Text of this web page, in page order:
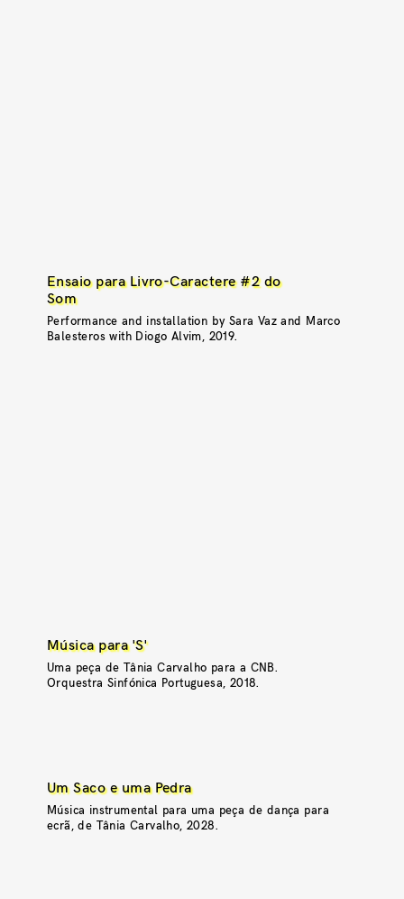
Ensaio para Livro-Caractere #2 do
Som
Performance and installation by Sara Vaz and Marco
Balesteros with Diogo Alvim, 2019.
Música para 'S'
Uma peça de Tânia Carvalho para a CNB.
Orquestra Sinfónica Portuguesa, 2018.
Um Saco e uma Pedra
Música instrumental para uma peça de dança para
ecrã, de Tânia Carvalho, 2028.